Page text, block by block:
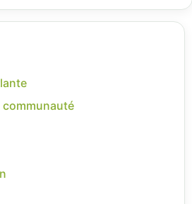
communauté